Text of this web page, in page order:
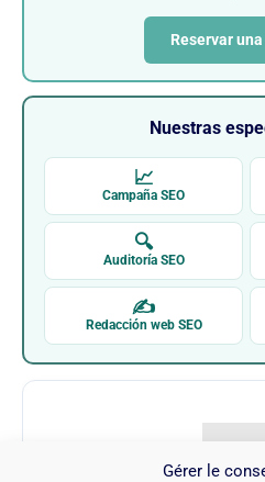
Gérer le
Reservar
Nuestras
📈
Campaña SEO
🔍
Auditoría SEO
✍
Redacción web SEO